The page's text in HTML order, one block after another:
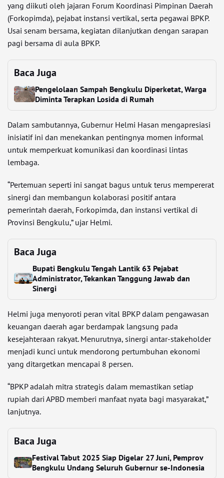
yang diikuti oleh jajaran Forum Koordinasi Pimpinan Daerah
(Forkopimda), pejabat instansi vertikal, serta pegawai BPKP.
Usai senam bersama, kegiatan dilanjutkan dengan sarapan
pagi bersama di aula BPKP.
Baca Juga
Pengelolaan Sampah Bengkulu Diperketat, Warga
Diminta Terapkan Losida di Rumah
Dalam sambutannya, Gubernur Helmi Hasan mengapresiasi
inisiatif ini dan menekankan pentingnya momen informal
untuk memperkuat komunikasi dan koordinasi lintas
lembaga.
“Pertemuan seperti ini sangat bagus untuk terus mempererat
sinergi dan membangun kolaborasi positif antara
pemerintah daerah, Forkopimda, dan instansi vertikal di
Provinsi Bengkulu,” ujar Helmi.
Baca Juga
Bupati Bengkulu Tengah Lantik 63 Pejabat
Administrator, Tekankan Tanggung Jawab dan
Sinergi
Helmi juga menyoroti peran vital BPKP dalam pengawasan
keuangan daerah agar berdampak langsung pada
kesejahteraan rakyat. Menurutnya, sinergi antar-stakeholder
menjadi kunci untuk mendorong pertumbuhan ekonomi
yang ditargetkan mencapai 8 persen.
“BPKP adalah mitra strategis dalam memastikan setiap
rupiah dari APBD memberi manfaat nyata bagi masyarakat,”
lanjutnya.
Baca Juga
Festival Tabut 2025 Siap Digelar 27 Juni, Pemprov
Bengkulu Undang Seluruh Gubernur se-Indonesia